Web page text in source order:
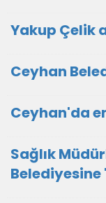
Yakup Çelik
Ceyhan
Ceyhan'da
Sağlık
Belediyesine